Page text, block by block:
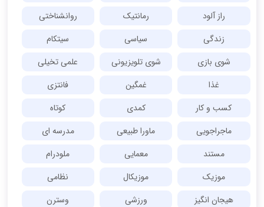
راز آلود
رمانتیک
روانشناختی
زندگی
سیاسی
سیتکام
شوی بازی
شوی تلویزیونی
علمی تخیلی
غذا
غمگین
فانتزی
کسب و کار
کمدی
کوتاه
ماجراجویی
ماورا طبیعی
مدرسه ای
مستند
معمایی
ملودرام
موزیک
موزیکال
نظامی
هیجان انگیز
ورزشی وسترن